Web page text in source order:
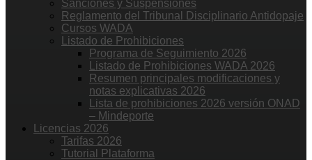
Sanciones y Suspensiones
Reglamento del Tribunal Disciplinario Antidopaje
Cursos WADA
Listado de Prohibiciones
Programa de Seguimiento 2026
Listado de Prohibiciones WADA 2026
Resumen principales modificaciones y
notas explicativas 2026
Lista de prohibiciones 2026 versión ONAD
– Mindeporte
Licencias 2026
Tarifas 2026
Tutorial Plataforma